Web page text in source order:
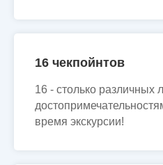
16 чекпойнтов
16 - столько различных
время экскурсии!